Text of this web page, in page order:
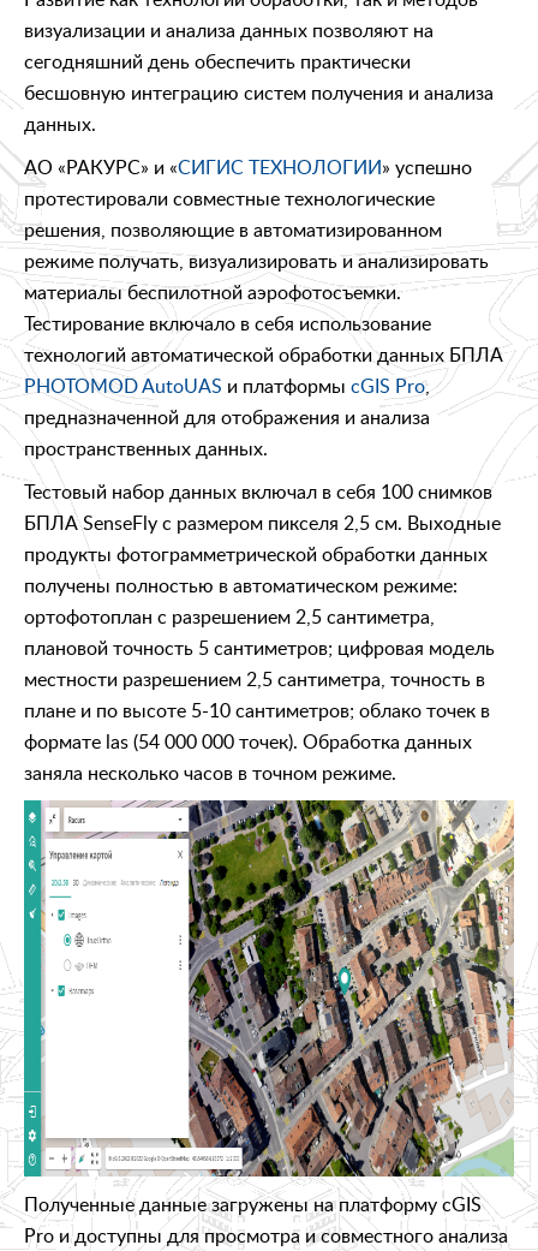
визуализации и анализа данных позволяют на
сегодняшний день обеспечить практически
бесшовную интеграцию систем получения и анализа
данных.
АО «РАКУРС» и «СИГИС ТЕХНОЛОГИИ» успешно
протестировали совместные технологические
решения, позволяющие в автоматизированном
режиме получать, визуализировать и анализировать
материалы беспилотной аэрофотосъемки.
Тестирование включало в себя использование
технологий автоматической обработки данных БПЛА
PHOTOMOD AutoUAS и платформы cGIS Pro,
предназначенной для отображения и анализа
пространственных данных.
Тестовый набор данных включал в себя 100 снимков
БПЛА SenseFly с размером пикселя 2,5 см. Выходные
продукты фотограмметрической обработки данных
получены полностью в автоматическом режиме:
ортофотоплан с разрешением 2,5 сантиметра,
плановой точность 5 сантиметров; цифровая модель
местности разрешением 2,5 сантиметра, точность в
плане и по высоте 5-10 сантиметров; облако точек в
формате las (54 000 000 точек). Обработка данных
заняла несколько часов в точном режиме.
Полученные данные загружены на платформу cGIS
Pro и доступны для просмотра и совместного анализа